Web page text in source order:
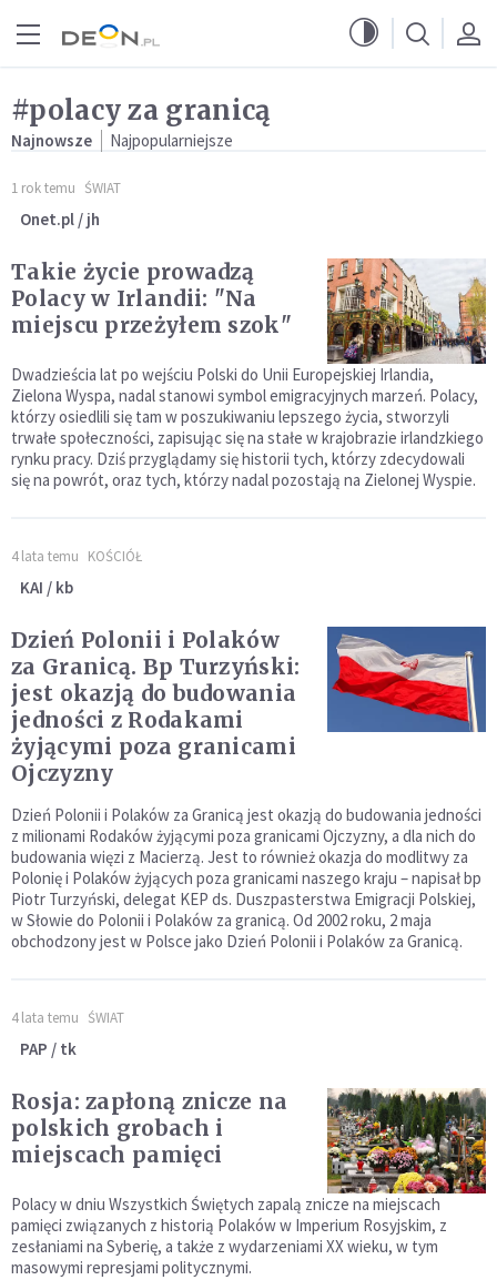
#polacy za granicą
Najnowsze Najpopularniejsze
1 rok temu ŚWIAT
Onet.pl / jh
Takie życie prowadzą
Polacy w Irlandii: "Na
miejscu przeżyłem szok"
Dwadzieścia lat po wejściu Polski do Unii Europejskiej Irlandia,
Zielona Wyspa, nadal stanowi symbol emigracyjnych marzeń. Polacy,
którzy osiedlili się tam w poszukiwaniu lepszego życia, stworzyli
trwałe społeczności, zapisując się na stałe w krajobrazie irlandzkiego
rynku pracy. Dziś przyglądamy się historii tych, którzy zdecydowali
się na powrót, oraz tych, którzy nadal pozostają na Zielonej Wyspie.
4 lata temu KOŚCIÓŁ
KAI / kb
Dzień Polonii i Polaków
za Granicą. Bp Turzyński:
jest okazją do budowania
jedności z Rodakami
żyjącymi poza granicami
Ojczyzny
Dzień Polonii i Polaków za Granicą jest okazją do budowania jedności
z milionami Rodaków żyjącymi poza granicami Ojczyzny, a dla nich do
budowania więzi z Macierzą. Jest to również okazja do modlitwy za
Polonię i Polaków żyjących poza granicami naszego kraju – napisał bp
Piotr Turzyński, delegat KEP ds. Duszpasterstwa Emigracji Polskiej,
w Słowie do Polonii i Polaków za granicą. Od 2002 roku, 2 maja
obchodzony jest w Polsce jako Dzień Polonii i Polaków za Granicą.
4 lata temu ŚWIAT
PAP / tk
Rosja: zapłoną znicze na
polskich grobach i
miejscach pamięci
Polacy w dniu Wszystkich Świętych zapalą znicze na miejscach
pamięci związanych z historią Polaków w Imperium Rosyjskim, z
zesłaniami na Syberię, a także z wydarzeniami XX wieku, w tym
masowymi represjami politycznymi.